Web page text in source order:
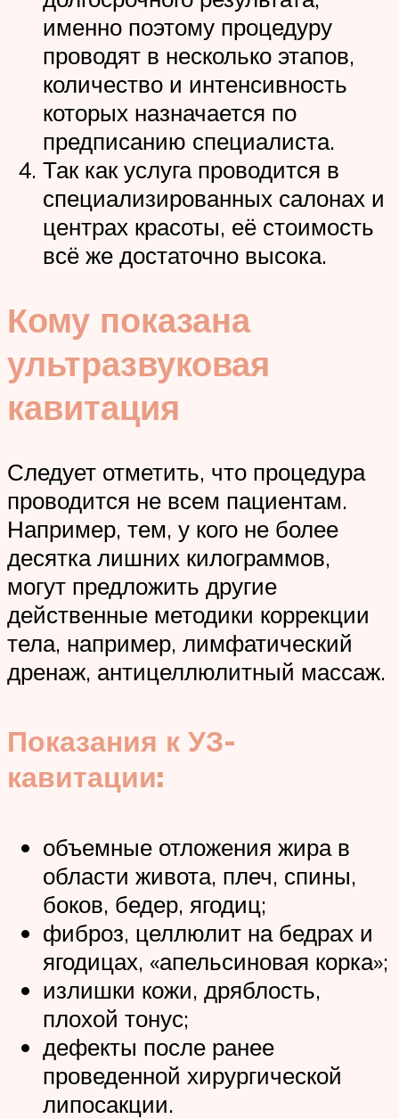
именно поэтому процедуру
проводят в несколько этапов,
количество и интенсивность
которых назначается по
предписанию специалиста.
Так как услуга проводится в
специализированных салонах и
центрах красоты, её стоимость
всё же достаточно высока.
Кому показана
ультразвуковая
кавитация
Следует отметить, что процедура
проводится не всем пациентам.
Например, тем, у кого не более
десятка лишних килограммов,
могут предложить другие
действенные методики коррекции
тела, например, лимфатический
дренаж, антицеллюлитный массаж.
Показания к УЗ-
кавитации:
объемные отложения жира в
области живота, плеч, спины,
боков, бедер, ягодиц;
фиброз, целлюлит на бедрах и
ягодицах, «апельсиновая корка»;
излишки кожи, дряблость,
плохой тонус;
дефекты после ранее
проведенной хирургической
липосакции.